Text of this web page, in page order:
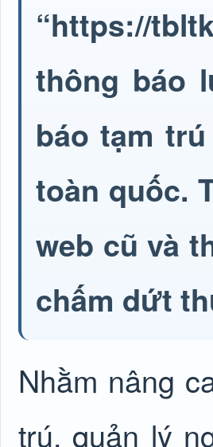
“https://
thông báo
báo tạm
toàn quốc.
web cũ và
chấm dứt
Nhằm nâng
trú, quản lý